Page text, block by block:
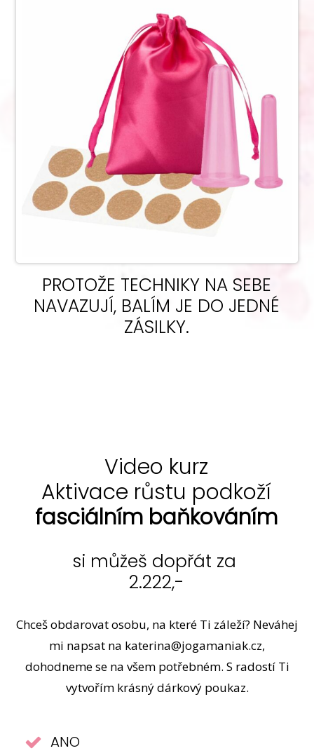
PROTOŽE TECHNIKY NA SEBE
NAVAZUJÍ, BALÍM JE DO JEDNÉ
ZÁSILKY.
Video kurz
Aktivace růstu podkoží
fasciálním baňkováním
si můžeš dopřát za
2.222,-
Chceš obdarovat osobu, na které Ti záleží? Neváhej
mi napsat na katerina@jogamaniak.cz,
dohodneme se na všem potřebném. S radostí Ti
vytvořím krásný dárkový poukaz.
ANO